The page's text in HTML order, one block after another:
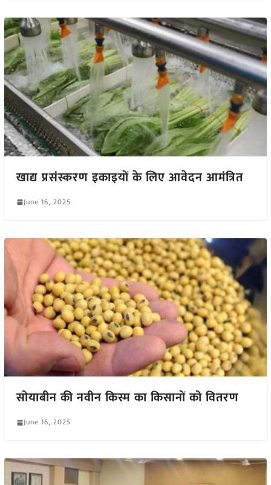
खाद्य प्रसंस्करण इकाइयों के लिए आवेदन आमंत्रित
June 16, 2025
सोयाबीन की नवीन किस्म का किसानों को वितरण
June 16, 2025